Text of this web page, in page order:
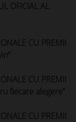
OFICIAL AL
CU PREMII
CU PREMII
fiecare alegere”
CU PREMII